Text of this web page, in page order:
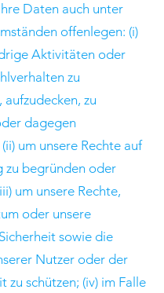
Daten auch unter
offenlegen: (i)
Aktivitäten oder
zu
aufzudecken, zu
dagegen
um unsere Rechte auf
zu begründen oder
um unsere Rechte,
oder unsere
sowie die
Nutzer oder der
zu schützen; (iv) im Falle